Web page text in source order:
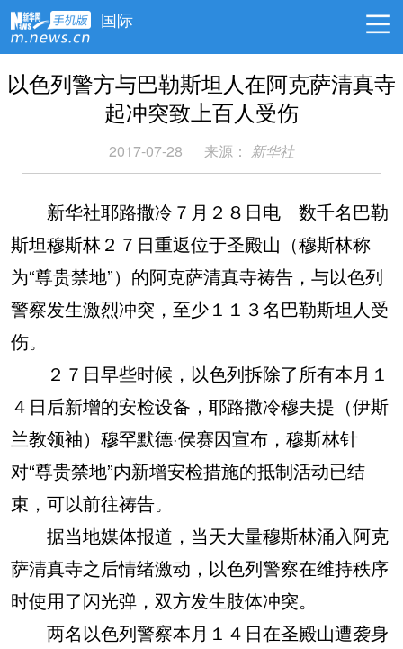
国际
以色列警方与巴勒斯坦人在阿克萨清真寺
起冲突致上百人受伤
2017-07-28 来源： 新华社
新华社耶路撒冷７月２８日电 数千名巴勒
斯坦穆斯林２７日重返位于圣殿山（穆斯林称
为“尊贵禁地”）的阿克萨清真寺祷告，与以色列
警察发生激烈冲突，至少１１３名巴勒斯坦人受
伤。
２７日早些时候，以色列拆除了所有本月１
４日后新增的安检设备，耶路撒冷穆夫提（伊斯
兰教领袖）穆罕默德·侯赛因宣布，穆斯林针
对“尊贵禁地”内新增安检措施的抵制活动已结
束，可以前往祷告。
据当地媒体报道，当天大量穆斯林涌入阿克
萨清真寺之后情绪激动，以色列警察在维持秩序
时使用了闪光弹，双方发生肢体冲突。
两名以色列警察本月１４日在圣殿山遭袭身